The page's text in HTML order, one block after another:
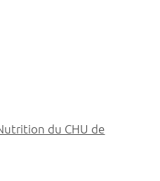
du CHU de